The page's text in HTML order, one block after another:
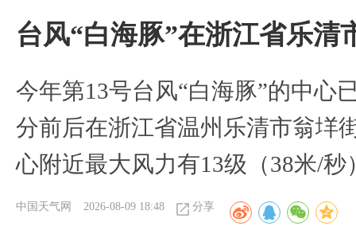
台风“白海豚”在浙江省乐清
今年第13号台风“白海豚”的中心
分前后在浙江省温州乐清市翁垟
心附近最大风力有13级（38米/秒
中国天气网 2026-08-09 18:48 分享